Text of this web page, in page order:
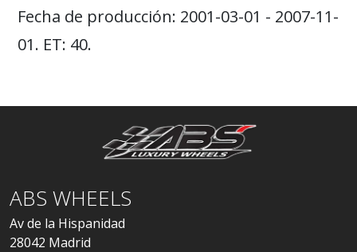
Fecha de producción: 2001-03-01 - 2007-11-
01. ET: 40.
ABS WHEELS
Av de la Hispanidad
28042 Madrid